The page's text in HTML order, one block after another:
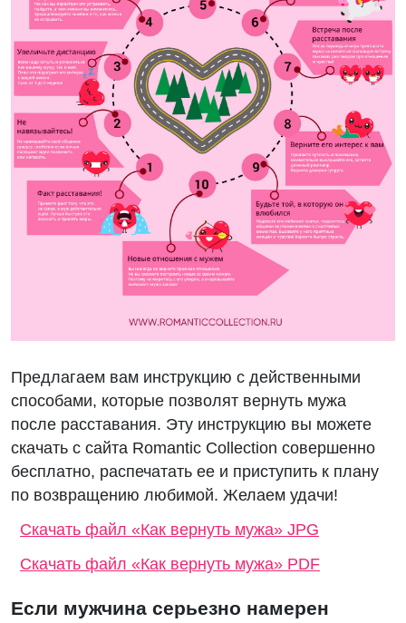
Предлагаем вам инструкцию с действенными
способами, которые позволят вернуть мужа
после расставания. Эту инструкцию вы можете
скачать с сайта Romantic Collection совершенно
бесплатно, распечатать ее и приступить к плану
по возвращению любимой. Желаем удачи!
Скачать файл «Как вернуть мужа» JPG
Скачать файл «Как вернуть мужа» PDF
Если мужчина серьезно намерен